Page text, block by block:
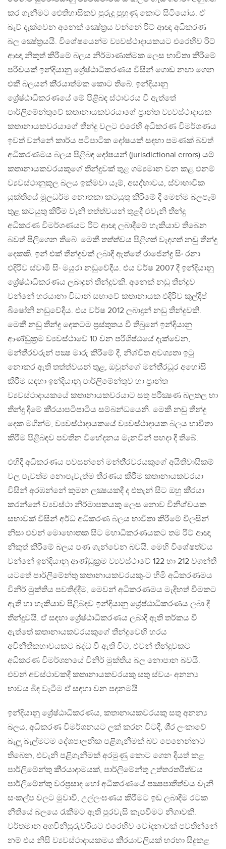
කර ගැනීමට ඓතිහාසිකව පුරුදු පුහුණු කොට සිටියෝය. ඒ
බැව් දැක්වෙන අනෙක් ක්‍ෂේත‍්‍රය වන්නේ රිට් ආඥා අධිකරණ
බල ක්‍ෂේත‍්‍රයයි. විශේෂයෙන්ම ව්‍යවස්ථාදායකයට එරෙහිව රිට්
ආඥා නිකුත් කිරීමේ බලය නිර්මාණාත්මක ලෙස භාවිතා කිරීමේ
පරිචයක් ඉන්දියානු ශ්‍රේෂ්ඨාධිකරණය විසින් ගොඩ නඟා ගෙන
එකී බලයන් කි‍්‍රයාත්මක කොට තිබේ. ඉන්දියානු
ශ්‍රේෂ්ඨාධිකරණයේ මේ පිළිබඳ ස්ථාවරය වී ඇත්තේ
පාර්ලිමේන්තුවේ කතානායකවරයාගේ ප‍්‍රාන්ත ව්‍යවස්ථාදායක
කතානායකවරයාගේ තීන්දු වලට එරෙහි අධිකරණ විමර්ශණය
ඉවත් වන්නේ කාර්ය පටිපාටික දෝෂයක් සඳහා පමණක් බවත්
අධිකරණමය බලය පිළිබඳ දෝෂයන් (jurisdictional errors) යම්
කතානායකවරයකුගේ තීන්දුවක් තුළ ගම්‍යමාන වන කළ එනම්
ව්‍යවස්ථානුකූල බලය ඉක්මවා යෑම්, අසද්භාවය, ස්වාභාවික
යුක්තියේ මූලධර්ම නොතකා කටයුතු කිරීමේ දී මෙන්ම බලපෑම්
තුළ කටයුතු කිරීම වැනි තත්ත්වයන් තුළදී එවැනි තීන්දු
අධිකරණ විමර්ශණයට රිට් ආඥා ලබාදීමේ හැකියාව තිබෙන
බවත් පිලිගෙන තිබේ. මෙකී තත්ත්වය පිළිගත් වැදගත් නඩු තීන්දු
දෙකකි. ඉන් එක් තීන්දුවක් ලබාදී ඇත්තේ රාජේන්ද්‍ර සිං රනා
එදිරිව ස්වාමි සිං මයුරා නඩුවේදීය. එය වර්ෂ 2007 දී ඉන්දියානු
ශ්‍රේෂ්ඨාධිකරණය ලබාදුන් තීන්දුවකි. අනෙක් නඩු තීන්දුව
වන්නේ හරයානා විධාන් සභාවේ කතානායක එදිරිව කුල්දීප්
බිෂෝනි නඩුවේදීය. එය වර්ෂ 2012 ලබාදුන් නඩු තීන්දුවකි.
මෙකී නඩු තීන්දු දෙකටම ප‍්‍රස්තුතය වී තිබුනේ ඉන්දියානු
ආණ්ඩුක‍්‍රම ව්‍යවස්ථාවේ 10 වන පරිශිෂ්ඨයේ දැක්වෙන,
මන්තී‍්‍රවරුන් පක්‍ෂ මාරු කිරීමේ දී, නිශ්චිත අවශ්‍යතා ඉටු
නොකර ඇති තත්ත්වයන් තුළ, ඔවුන්ගේ මන්තී‍්‍රධූර අහෝසි
කිරීම සඳහා ඉන්දියානු පාර්ලිමේන්තුව හා ප‍්‍රාන්ත
ව්‍යවස්ථාදායකයේ කතානායකවරයාට සතු පරීක්‍ෂණ බලතල හා
තීන්දු දීමේ කි‍්‍රයාපටිපාටිය සම්බන්ධයෙනි. මෙකී නඩු තීන්දු
දෙක මගින්ම, ව්‍යවස්ථාදායකයේ ව්‍යවස්ථාදායක බලය භාවිතා
කිරීම පිළිබඳව පවතින විභේදනය මැනවින් පහදා දී තිබේ.
එහිදී අධිකරණය පවසන්නේ මන්තී‍්‍රවරයකුගේ අයිතිවාසිකම්
වල පැවත්ම නොපැවැත්ම තීරණය කිරීම කතානායකවරයා
විසින් අරඹන්නේ කුමන ලක්‍ෂයකදී ද එතැන් සිට ඔහු කි‍්‍රයා
කරන්නේ ව්‍යවස්ථා නිර්මාපකයකු ලෙස නොව විනිශ්චයක
සභාවක් විසින් අර්ධ අධිකරණ බලය භාවිතා කිරීමේ විලසින්
නිසා එවන් මොහොතක සිට මහාධිකරණයකට තම රිට් ආඥා
නිකුත් කිරීමේ බලය පණ ගැන්වෙන බවයි. මෙහි විශේෂත්වය
වන්නේ ඉන්දියානු ආණ්ඩුක‍්‍රම ව්‍යවස්ථාවේ 122 හා 212 වගන්ති
යටතේ පාර්ලිමේන්තු කතානායකවරයකු-ට හිමි අධිකරණමය
විනිර් මුක්තිය පවතිද්දීම, මෙවන් අධිකරණමය මැදිහත් වීමකට
ඇති හා හැකියාව පිළිබඳව ඉන්දියානු ශ්‍රේෂ්ඨාධිකරණය ලබා දී
තීන්දුවයි. ඒ සඳහා ශ්‍රේෂ්ඨාධිකරණය ලබාදී ඇති තර්කය වී
ඇත්තේ කතානායකවරයකුගේ තීන්දුවෙහි හරය
අවිනීතිකභාවයකට බද්ධ වී ඇති විට, එවන් තීන්දුවකට
අධිකරණ විමර්ශනයේ විනිර් මුක්තිය බල නොපාන බවයි.
එවන් අවස්ථාවකදී කතානායකවරයකු සතු ස්වයං අනන්‍ය
භාවය බිඳ වැටීම ඒ සඳහා වන පදනමයි.
ඉන්දියානු ශ්‍රේෂ්ඨාධිකරණය, කතානායකවරයකු සතු අනන්‍ය
බලය, අධිකරණ විමර්ශනයට ලක් කරන විටදී, ශී‍්‍ර ලංකාවේ
බැලූ බැල්මටම දේශපාලනික පළිගැනීමක් බව පෙනෙන්නට
තිබෙන, එවැනි පළිගැනීමක් අරමුණු කොට ගෙන දියත් කළ
පාර්ලිමේන්තු කි‍්‍රයාදාමයක්, පාර්ලිමේන්තු උත්තරතරීත්වය
පාර්ලිමේන්තු වරප‍්‍රසාද හෝ අධිකරණයේ පක්‍ෂපාතීත්වය වැනි
සංකල්ප වලට මුවාවී, උල්ලංඝණය කිරීමට ඉඩ ලබාදීම රටක
නීතියේ බලයෙ රැකීමට ඇති පුරවැසි කැපවීමට නිගාවකි.
වර්තමාන අගවිනිසුරුවරියට එරෙහිව චෝදනාවක් පවතින්නේ
නම් එය නිසි ව්‍යවස්ථාදායකමය කි‍්‍රයාවලියක් හරහා සිදුකළ